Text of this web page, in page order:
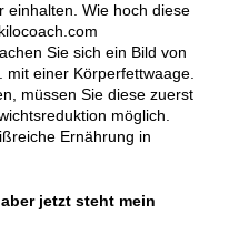
einhalten. Wie hoch diese
Sie sich ein Bild von
mit einer Körperfettwaage.
müssen Sie diese zuerst
möglich.
Ernährung in
jetzt steht mein